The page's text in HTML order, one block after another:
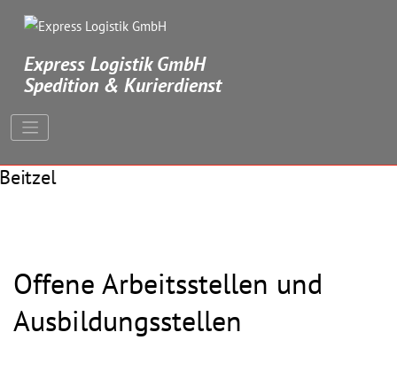
Springe
zum
InhaltExpress Logistik GmbH
Spedition & Kurierdienst
Offene Arbeitsstellen und
Ausbildungsstellen